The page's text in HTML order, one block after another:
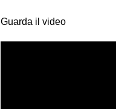
Guarda il video